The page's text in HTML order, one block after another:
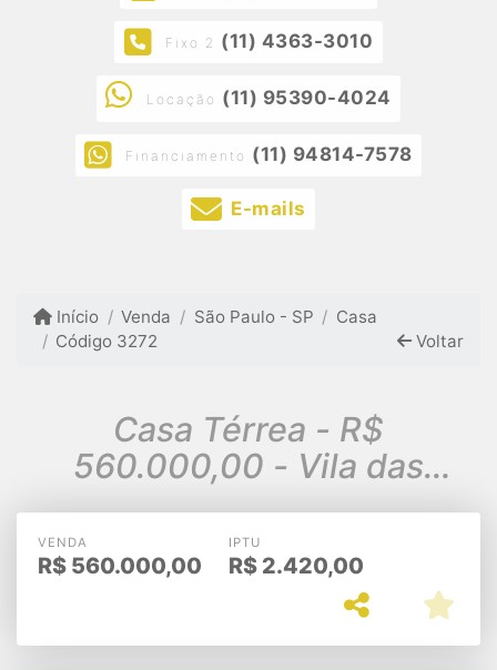
Fixo 2 (11) 4363-3010
Locação (11) 95390-4024
Financiamento (11) 94814-7578
E-mails
Início Venda São Paulo - SP
Casa
Código 3272
Voltar
Casa Térrea - R$
560.000,00 - Vila das
Mercês
VENDA
R$ 560.000,00
IPTU
R$ 2.420,00